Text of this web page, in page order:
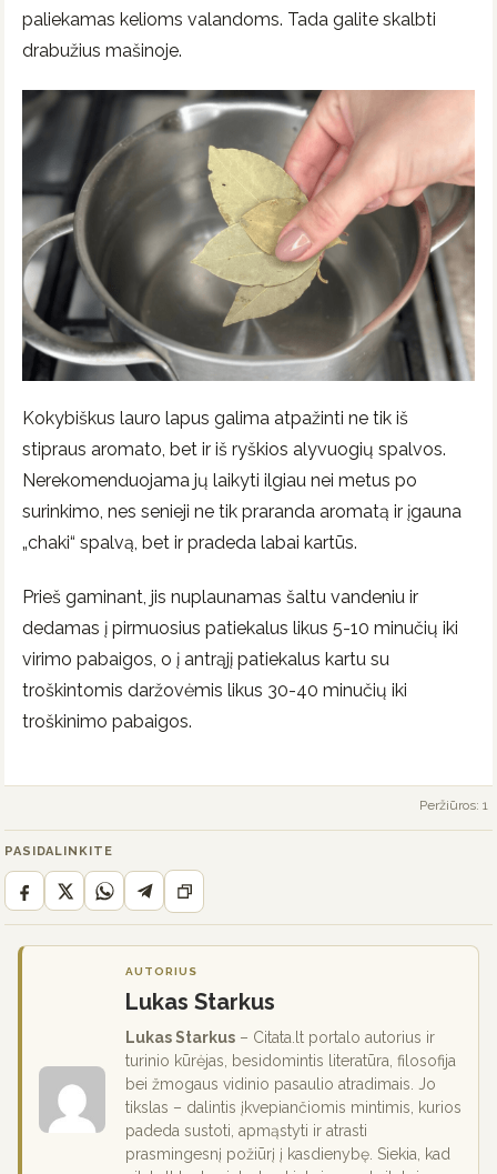
paliekamas kelioms valandoms. Tada galite skalbti
drabužius mašinoje.
Kokybiškus lauro lapus galima atpažinti ne tik iš
stipraus aromato, bet ir iš ryškios alyvuogių spalvos.
Nerekomenduojama jų laikyti ilgiau nei metus po
surinkimo, nes senieji ne tik praranda aromatą ir įgauna
„chaki“ spalvą, bet ir pradeda labai kartūs.
Prieš gaminant, jis nuplaunamas šaltu vandeniu ir
dedamas į pirmuosius patiekalus likus 5-10 minučių iki
virimo pabaigos, o į antrąjį patiekalus kartu su
troškintomis daržovėmis likus 30-40 minučių iki
troškinimo pabaigos.
Peržiūros: 1
PASIDALINKITE
AUTORIUS
Lukas Starkus
Lukas Starkus – Citata.lt portalo autorius ir
turinio kūrėjas, besidomintis literatūra, filosofija
bei žmogaus vidinio pasaulio atradimais. Jo
tikslas – dalintis įkvepiančiomis mintimis, kurios
padeda sustoti, apmąstyti ir atrasti
prasmingesnį požiūrį į kasdienybę. Siekia, kad